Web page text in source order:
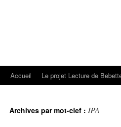
Accueil Le projet Lecture de
Archives par mot-clef : IPA